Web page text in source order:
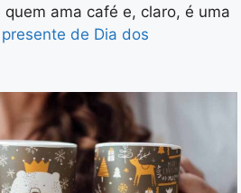
ama café e, claro, é uma
presente de Dia dos